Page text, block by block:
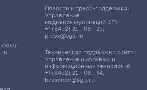
(937)
Новости и пресс-поддержка:
Управление
медиакоммуникаций СГУ
+7 (8452) 21 - 06 - 25,
press@sgu.ru
Техническая поддержка сайта:
Управление цифровых и
информационных технологий
+7 (8452) 21 - 06 - 64,
bessonov@sgu.ru